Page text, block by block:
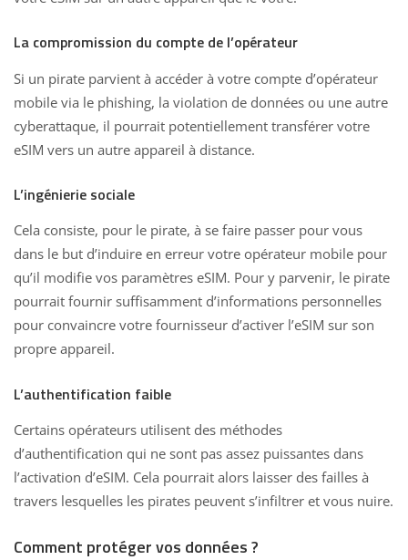
La compromission du compte de l’opérateur
Si un pirate parvient à accéder à votre compte d’opérateur
mobile via le phishing, la violation de données ou une autre
cyberattaque, il pourrait potentiellement transférer votre
eSIM vers un autre appareil à distance.
L’ingénierie sociale
Cela consiste, pour le pirate, à se faire passer pour vous
dans le but d’induire en erreur votre opérateur mobile pour
qu’il modifie vos paramètres eSIM. Pour y parvenir, le pirate
pourrait fournir suffisamment d’informations personnelles
pour convaincre votre fournisseur d’activer l’eSIM sur son
propre appareil.
L’authentification faible
Certains opérateurs utilisent des méthodes
d’authentification qui ne sont pas assez puissantes dans
l’activation d’eSIM. Cela pourrait alors laisser des failles à
travers lesquelles les pirates peuvent s’infiltrer et vous nuire.
Comment protéger vos données ?